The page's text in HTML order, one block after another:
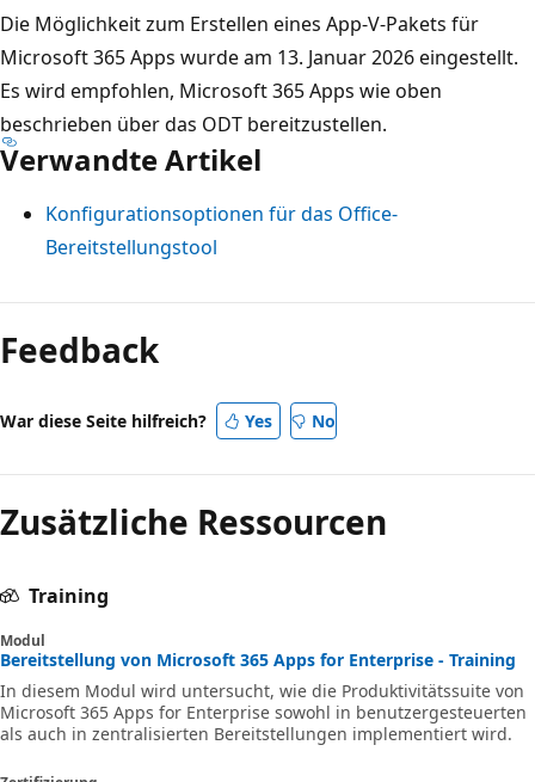
Die Möglichkeit zum Erstellen eines App-V-Pakets für
Microsoft 365 Apps wurde am 13. Januar 2026 eingestellt.
Es wird empfohlen, Microsoft 365 Apps wie oben
beschrieben über das ODT bereitzustellen.
Verwandte Artikel
Konfigurationsoptionen für das Office-
Bereitstellungstool
Feedback
War diese Seite hilfreich? Yes No
Zusätzliche Ressourcen
Training
Modul
Bereitstellung von Microsoft 365 Apps for Enterprise - Training
In diesem Modul wird untersucht, wie die Produktivitätssuite von
Microsoft 365 Apps for Enterprise sowohl in benutzergesteuerten
als auch in zentralisierten Bereitstellungen implementiert wird.